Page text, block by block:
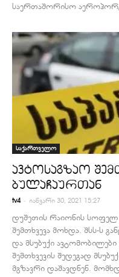
საერთაშორისო
საქართველო
ავტოსაგზაო
ბულაჩაურთან
tv4 - იანვარი 30, 2021 15:27
დუშეთის რაიონის სოფელ
შემთხვევა მოხდა. შსს-ს
და მსუბუქი ავტომობილები
შემთხვევის შედეგად
მგზავრი დაშავდნენ.